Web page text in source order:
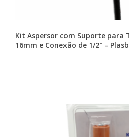
Kit Aspersor com Suporte para
16mm e Conexão de 1/2″ –